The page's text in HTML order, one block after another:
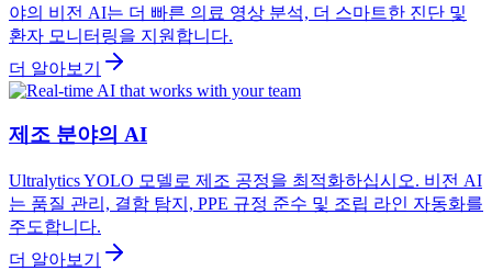
야의 비전 AI는 더 빠른 의료 영상 분석, 더 스마트한 진단 및
환자 모니터링을 지원합니다.
더 알아보기
제조 분야의 AI
Ultralytics YOLO 모델로 제조 공정을 최적화하십시오. 비전 AI
는 품질 관리, 결함 탐지, PPE 규정 준수 및 조립 라인 자동화를
주도합니다.
더 알아보기